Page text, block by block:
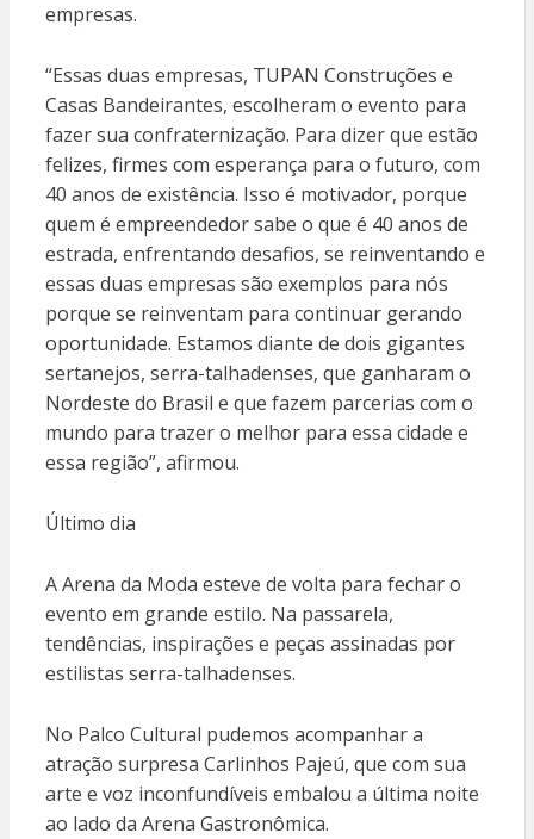
empresas.
“Essas duas empresas, TUPAN Construções e
Casas Bandeirantes, escolheram o evento para
fazer sua confraternização. Para dizer que estão
felizes, firmes com esperança para o futuro, com
40 anos de existência. Isso é motivador, porque
quem é empreendedor sabe o que é 40 anos de
estrada, enfrentando desafios, se reinventando e
essas duas empresas são exemplos para nós
porque se reinventam para continuar gerando
oportunidade. Estamos diante de dois gigantes
sertanejos, serra-talhadenses, que ganharam o
Nordeste do Brasil e que fazem parcerias com o
mundo para trazer o melhor para essa cidade e
essa região”, afirmou.
Último dia
A Arena da Moda esteve de volta para fechar o
evento em grande estilo. Na passarela,
tendências, inspirações e peças assinadas por
estilistas serra-talhadenses.
No Palco Cultural pudemos acompanhar a
atração surpresa Carlinhos Pajeú, que com sua
arte e voz inconfundíveis embalou a última noite
ao lado da Arena Gastronômica.